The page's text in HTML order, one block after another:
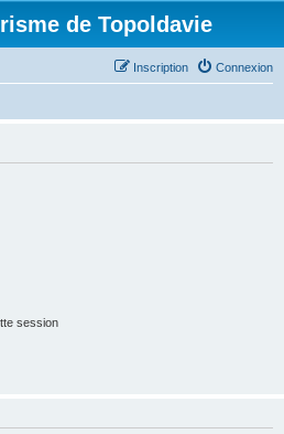
de Topoldavie
Connexion
Inscription
session